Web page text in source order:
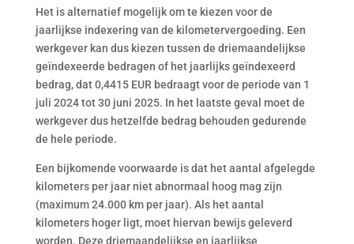
Het is alternatief mogelijk om te kiezen voor de
jaarlijkse indexering van de kilometervergoeding. Een
werkgever kan dus kiezen tussen de driemaandelijkse
geïndexeerde bedragen of het jaarlijks geïndexeerd
bedrag, dat 0,4415 EUR bedraagt voor de periode van 1
juli 2024 tot 30 juni 2025. In het laatste geval moet de
werkgever dus hetzelfde bedrag behouden gedurende
de hele periode.
Een bijkomende voorwaarde is dat het aantal afgelegde
kilometers per jaar niet abnormaal hoog mag zijn
(maximum 24.000 km per jaar). Als het aantal
kilometers hoger ligt, moet hiervan bewijs geleverd
worden. Deze driemaandelijkse en jaarlijkse